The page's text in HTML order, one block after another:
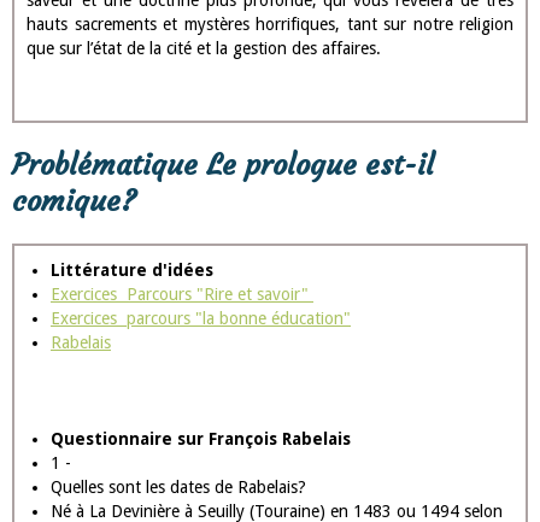
faire cela ? Quel est l’espoir de sa recherche ? Quel bien en
attend-il ? Rien de plus qu’un peu de moelle. Il est vrai que ce peu
est plus délicieux que le beaucoup d’autres produits, parce que la
être sages pour humer, sentir et estimer ces beaux livres de haute
graisse, légers à la poursuite et hardis à l’attaque. Puis, par une
lecture attentive et une méditation assidue, rompre l’os et sucer la
vaillants à cette lecture. Car vous y trouverez une bien autre
saveur et une doctrine plus profonde, qui vous révèlera de très
hauts sacrements et mystères horrifiques, tant sur notre religion
que sur l’état de la cité et la gestion des affaires.
Problématique Le prologue est-il
comique?